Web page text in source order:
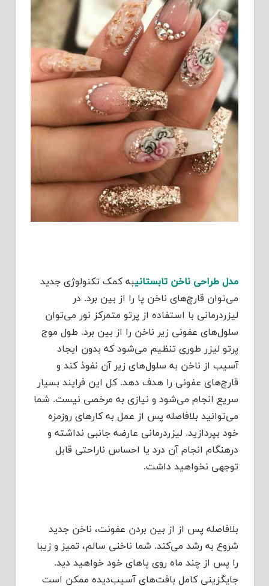
مدل طراحی ناخن تابستانیبه کمک تکنولوژی جدید
می‌توان قارچ‌های ناخن پا را از بین برد. در
لیزردرمانی با استفاده از پرتو متمرکز نور می‌توان
سلول‌های عفونی زیر ناخن را از بین برد. طول موج
پرتو لیزر طوری تنظیم می‌شود که بدون ایجاد
آسیب از ناخن به سلول‌های زیر آن نفوذ کند و
قارچ‌های عفونی را هدف دهد. کل این فرایند بسیار
سریع انجام می‌شود و نیازی به مرخصی نیست. شما
می‌توانید بلافاصله پس از عمل به کارهای روزمزه
خود بپردازید. لیزردرمانی عارضه جانبی نداشته و
درهنگام انجام آن درد یا احساس ناراحتی قابل
توجهی نخواهید داشت.
بلافاصله پس از از بین بردن عفونت، ناخن جدید
شروع به رشد می‌کند. شما ناخنی سالم، تمیز و زیبا
را پس از چند ماه روی پاهای خود خواهید دید.
جایگزینی کامل بافت‌های آسیب‌دیده ممکن است